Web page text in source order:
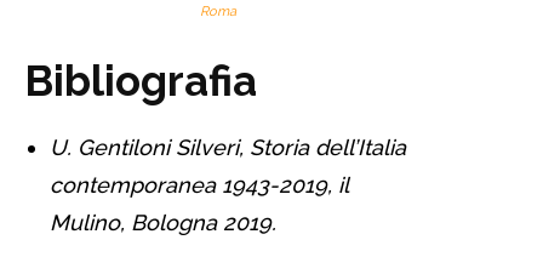
Roma
Bibliografia
U. Gentiloni Silveri, Storia dell’Italia
contemporanea 1943-2019, il
Mulino, Bologna 2019.